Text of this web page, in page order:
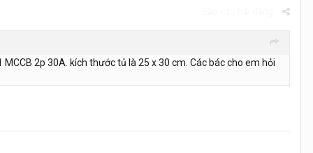
2p 30A. kích thước tủ là 25 x 30 cm. Các bác cho em hỏi